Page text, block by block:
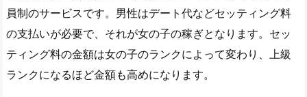
員制のサービスです。男性はデート代などセッティング料
の支払いが必要で、それが女の子の稼ぎとなります。セッ
ティング料の金額は女の子のランクによって変わり、上級
ランクになるほど金額も高めになります。